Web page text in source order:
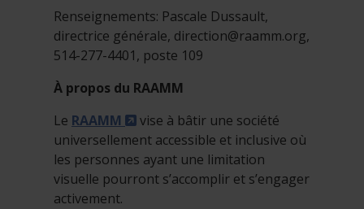
Renseignements: Pascale Dussault,
directrice générale, direction@raamm.org,
514-277-4401, poste 109
À propos du RAAMM
Le RAAMM - Cet hyperlien s'ouvrira dans une
vise à bâtir une société
universellement accessible et inclusive où
les personnes ayant une limitation
visuelle pourront s’accomplir et s’engager
activement.